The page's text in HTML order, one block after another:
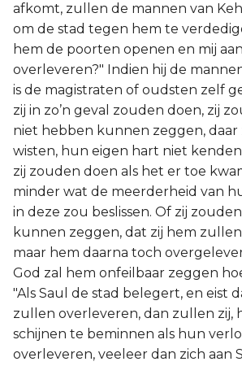
afkomt, zullen de mannen van
om de stad tegen hem te
hem de poorten openen en mij
overleveren?" Indien hij de
is de magistraten of oudsten zelf
zij in zo’n geval zouden doen, zij
niet hebben kunnen zeggen, daar
wisten, hun eigen hart niet
zij zouden doen als het er toe
minder wat de meerderheid van
in deze zou beslissen. Of zij
kunnen zeggen, dat zij hem
maar hem daarna toch
God zal hem onfeilbaar zeggen
"Als Saul de stad belegert, en eist
zullen overleveren, dan zullen zij,
schijnen te beminnen als hun
overleveren, veeleer dan zich aan